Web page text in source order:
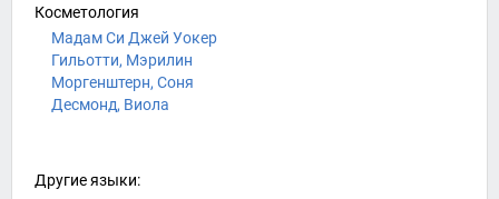
Косметология
Мадам Си Джей Уокер
Гильотти, Мэрилин
Моргенштерн, Соня
Десмонд, Виола
Другие языки: